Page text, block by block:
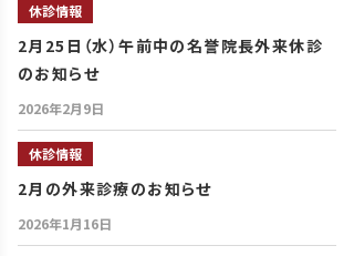
休診情報
2月25日（水）午前中の名誉院長外来休診
のお知らせ
2026年2月9日
休診情報
2月の外来診療のお知らせ
2026年1月16日